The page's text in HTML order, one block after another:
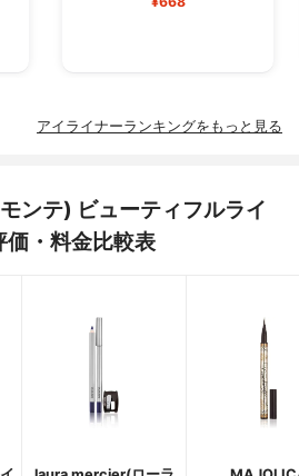
アイライナーランキングをもっと見る
ンテ) ビューティフルライ
・料金比較表